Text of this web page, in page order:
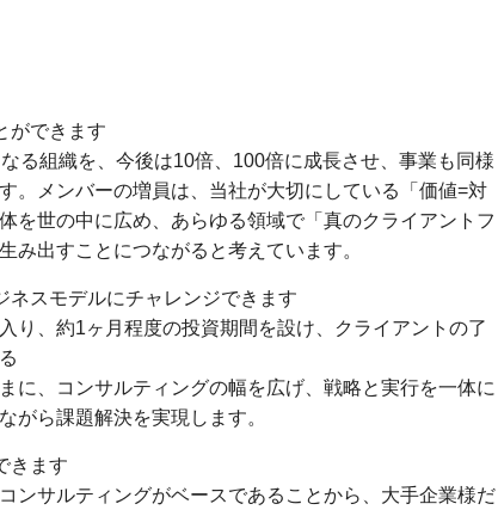
ができます
る組織を、今後は10倍、100倍に成長させ、事業も同様
。メンバーの増員は、当社が大切にしている「価値=対
を世の中に広め、あらゆる領域で「真のクライアントフ
み出すことにつながると考えています。
ネスモデルにチャレンジできます
り、約1ヶ月程度の投資期間を設け、クライアントの了
に、コンサルティングの幅を広げ、戦略と実行を一体に
がら課題解決を実現します。
きます
ンサルティングがベースであることから、大手企業様だ